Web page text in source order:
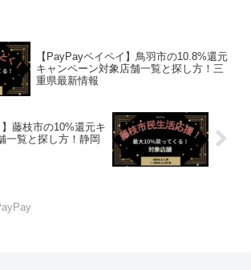
【PayPayペイペイ】鳥羽市の10.8%還元
キャンペーン対象店舗一覧と探し方！三
重県最新情報
】藤枝市の10%還元キ
一覧と探し方！静岡